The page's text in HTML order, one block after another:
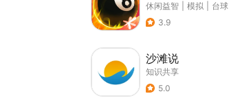
休闲益智 模拟 台球
3.9
沙滩说
知识共享
5.0